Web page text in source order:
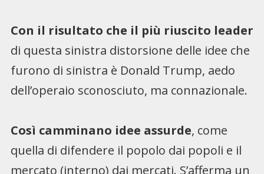
Con il risultato che il più riuscito leader
di questa sinistra distorsione delle idee che
furono di sinistra è Donald Trump, aedo
dell’operaio sconosciuto, ma connazionale.
Così camminano idee assurde, come
quella di difendere il popolo dai popoli e il
mercato (interno) dai mercati. S’afferma un